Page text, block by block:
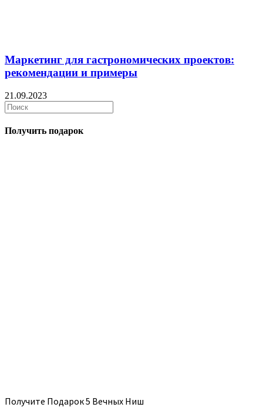
Маркетинг для гастрономических проектов:
рекомендации и примеры
21.09.2023
Получить подарок
Получите Подарок 5 Вечных Ниш